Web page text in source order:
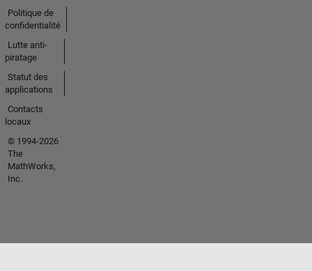
Politique de
confidentialité
Lutte anti-
piratage
Statut des
applications
Contacts
locaux
© 1994-2026
The
MathWorks,
Inc.